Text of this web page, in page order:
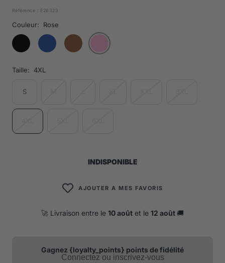
Référence : E26323
Couleur: Rose
Taille: 4XL
S
INDISPONIBLE
AJOUTER A MES FAVORIS
🚀 Livraison entre le 10 août et le 12 août 🚚
Gagnez {loyalty_points} points de fidélité
Connectez ou inscrivez-vous